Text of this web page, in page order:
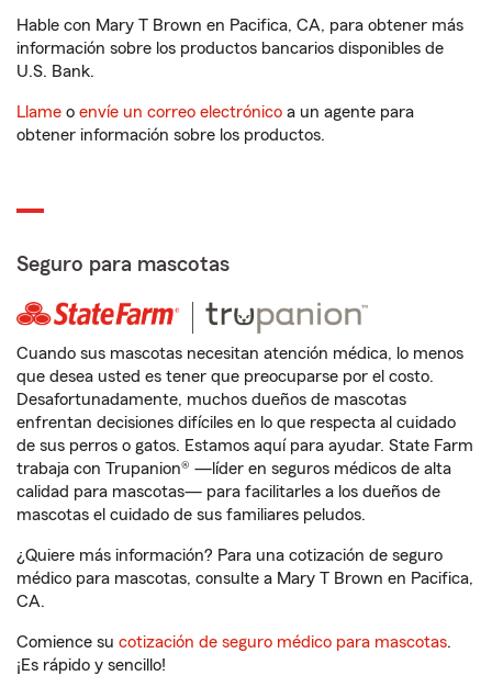
Hable con Mary T Brown en Pacifica, CA, para obtener más
información sobre los productos bancarios disponibles de
U.S. Bank.
Llame o envíe un correo electrónico a un agente para
obtener información sobre los productos.
Seguro para mascotas
Cuando sus mascotas necesitan atención médica, lo menos
que desea usted es tener que preocuparse por el costo.
Desafortunadamente, muchos dueños de mascotas
enfrentan decisiones difíciles en lo que respecta al cuidado
de sus perros o gatos. Estamos aquí para ayudar. State Farm
trabaja con Trupanion® —líder en seguros médicos de alta
calidad para mascotas— para facilitarles a los dueños de
mascotas el cuidado de sus familiares peludos.
¿Quiere más información? Para una cotización de seguro
médico para mascotas, consulte a Mary T Brown en Pacifica,
CA.
Comience su cotización de seguro médico para mascotas.
¡Es rápido y sencillo!